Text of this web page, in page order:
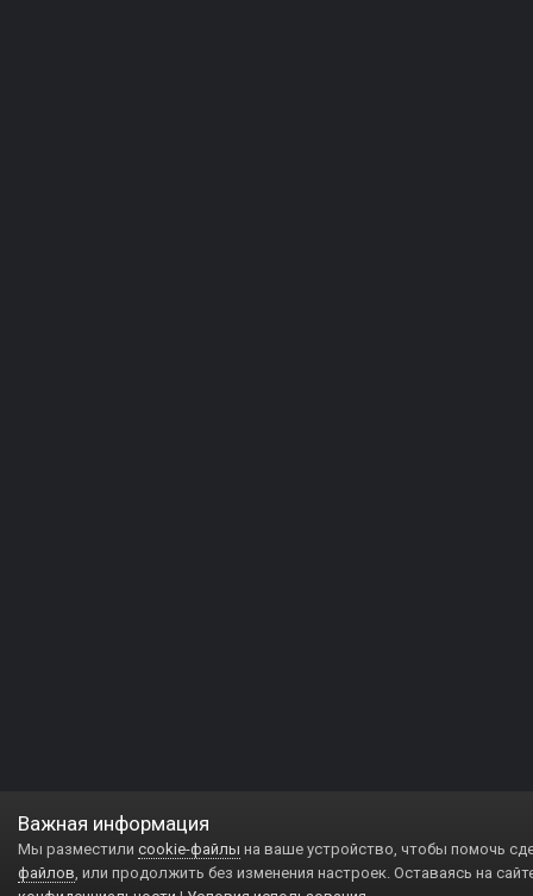
Важная информация
Мы разместили cookie-файлы на ваше устройство, чтобы помочь
файлов, или продолжить без изменения настроек. Оставаясь на